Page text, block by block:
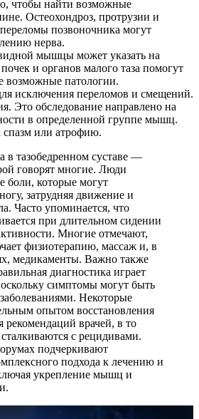
чтобы найти возможные
Остеохондроз, протрузии и
позвоночника могут
нерва.
мышцы может указать на
и органов малого таза помогут
возможные патологии.
исключения переломов и смещений.
Это обследование направлено на
в определенной группе мышц.
спазм или атрофию.
в тазобедренном суставе —
говорят многие. Люди
боли, которые могут
затрудняя движение и
Часто упоминается, что
при длительном сидении
Многие отмечают,
физиотерапию, массаж и, в
медикаменты. Важно также
диагностика играет
симптомы могут быть
Некоторые
опытом восстановления
рекомендаций врачей, в то
с рецидивами.
подчеркивают
подхода к лечению и
укрепление мышц и